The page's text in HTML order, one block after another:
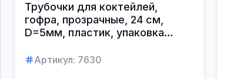
Трубочки для коктейлей,
гофра, прозрачные, 24 см,
D=5мм, пластик, упаковка
Артикул: 7630